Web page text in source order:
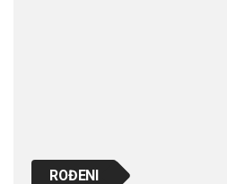
ROĐENI